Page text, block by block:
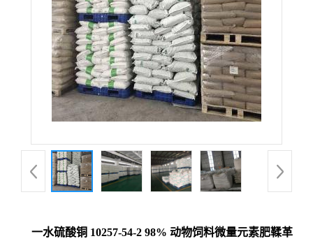
一水硫酸铜 10257-54-2 98% 动物饲料微量元素肥鞣革